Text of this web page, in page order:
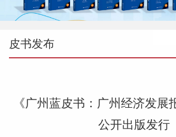
皮书发布
《广州蓝皮书：广州经济发展
公开出版发行